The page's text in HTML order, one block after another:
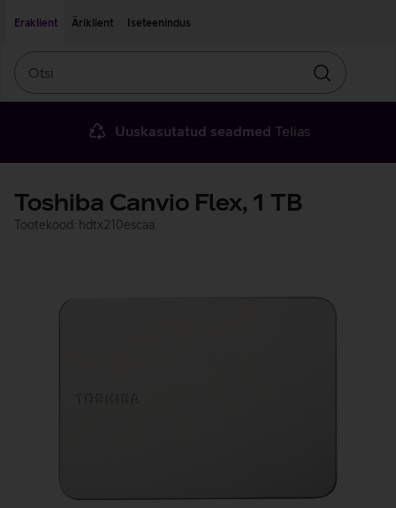
Eraklient
Äriklient Iseteenindus
Otsin
Uuskasutatud seadmed Telias
Toshiba Canvio Flex, 1 TB
Tootekood: hdtx210escaa